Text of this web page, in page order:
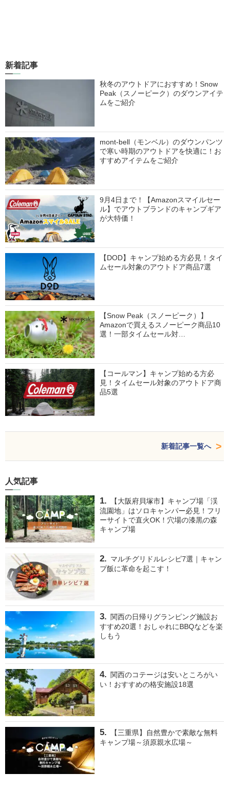
新着記事
秋冬のアウトドアにおすすめ！Snow
Peak（スノーピーク）のダウンアイテ
ムをご紹介
mont-bell（モンベル）のダウンパンツ
で寒い時期のアウトドアを快適に！お
すすめアイテムをご紹介
9月4日まで！【Amazonスマイルセー
ル】でアウトブランドのキャンプギア
が大特価！
【DOD】キャンプ始める方必見！タイ
ムセール対象のアウトドア商品7選
【Snow Peak（スノーピーク）】
Amazonで買えるスノーピーク商品10
選！一部タイムセール対…
【コールマン】キャンプ始める方必
見！タイムセール対象のアウトドア商
品5選
新着記事一覧へ
人気記事
【大阪府貝塚市】キャンプ場「渓
流園地」はソロキャンパー必見！フリ
ーサイトで直火OK！穴場の漆黒の森
キャンプ場
マルチグリドルレシピ7選｜キャン
プ飯に革命を起こす！
関西の日帰りグランピング施設お
すすめ20選！おしゃれにBBQなどを楽
しもう
関西のコテージは安いところがい
い！おすすめの格安施設18選
【三重県】自然豊かで素敵な無料
キャンプ場～須原親水広場～